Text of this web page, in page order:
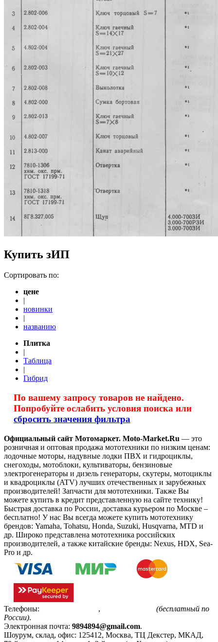
Купить зИП
Сортировать по:
цене
|
новинки
|
названию
Плитка
|
Таблица
|
Гибрид
По вашему запросу товаров не найдено.
Попробуйте ослабить условия поиска или
сбросить значения фильтра
Официальный сайт Мотомаркет. Moto-Market.Ru — это
розничная и оптовая продажа мототехники по низким ценам:
лодочные моторы, надувные лодки ПВХ и гидроциклы,
снегоходы, мотоблоки, культиваторы, бензиновые
электрогенераторы и дизель генераторы, скутеры, мотоциклы
и квадроциклы (ATV) лучших отечественных и зарубежных
производителей! Запчасти для мототехники. Также Вы
можете купить в кредит представленную на сайте технику!
Быстрая доставка по России, доставка курьером по Москве –
бесплатно! У нас Вы всегда можете купить мототехнику
брендов: Yamaha, Tohatsu, Honda, Suzuki, Husqvarna, MTD и
др. Широко представлена мототехника российских
производителей, а также китайские бренды: Nexus, HDX, Sea-
Pro и др.
Телефоны: ,
(бесплатный по
России).
Электронная почта: 9894894@gmail.com.
Шоурум, склад, офис: 125412, Москва, ТЦ Декстер, МКАД,